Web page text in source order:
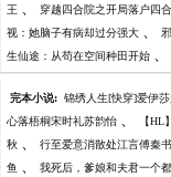
王 、 穿越四合院之开局落户四
视：她脑子有病却过分强大 、
生仙途：从苟在空间种田开始 、
完本小说: 锦绣人生[快穿]爱伊
心落梧桐宋时礼苏韵怡 、 【HL
秋 、 行至爱意消散处江言傅秦
鱼 、 我死后，爹娘和夫君一个